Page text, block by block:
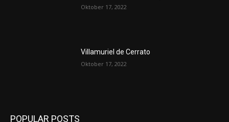
Oktober 17, 2022
Villamuriel de Cerrato
Oktober 17, 2022
POPULAR POSTS